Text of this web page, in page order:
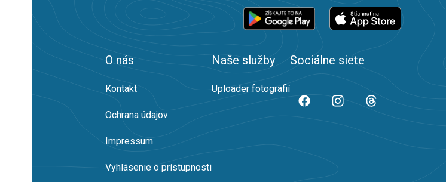
O nás
Kontakt
Ochrana údajov
Impressum
Vyhlásenie o prístupnosti
Naše služby
Uploader fotografií
Sociálne siete